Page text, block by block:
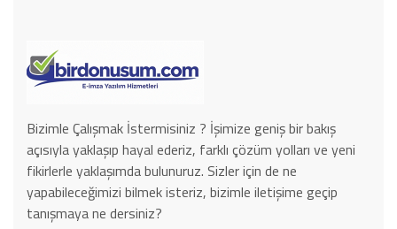
Bizimle Çalışmak İstermisiniz ? İşimize geniş bir bakış
açısıyla yaklaşıp hayal ederiz, farklı çözüm yolları ve yeni
fikirlerle yaklaşımda bulunuruz. Sizler için de ne
yapabileceğimizi bilmek isteriz, bizimle iletişime geçip
tanışmaya ne dersiniz?